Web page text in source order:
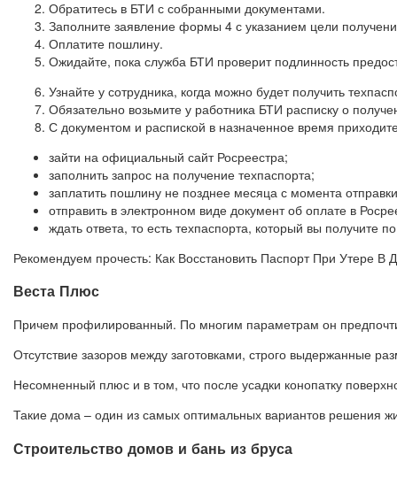
Обратитесь в БТИ с собранными документами.
Заполните заявление формы 4 с указанием цели
Оплатите пошлину.
Ожидайте, пока служба БТИ проверит подлинность
Узнайте у сотрудника, когда можно будет получить
Обязательно возьмите у работника БТИ расписку о
С документом и распиской в назначенное время
зайти на официальный сайт Росреестра;
заполнить запрос на получение техпаспорта;
заплатить пошлину не позднее месяца с момента
отправить в электронном виде документ об оплате в
ждать ответа, то есть техпаспорта, который вы получите
Рекомендуем прочесть: Как Восстановить Паспорт При Утере В
Веста Плюс
Причем профилированный. По многим параметрам он
Отсутствие зазоров между заготовками, строго выдержанные
Несомненный плюс и в том, что после усадки конопатку
Такие дома – один из самых оптимальных вариантов решения
Строительство домов и бань из бруса